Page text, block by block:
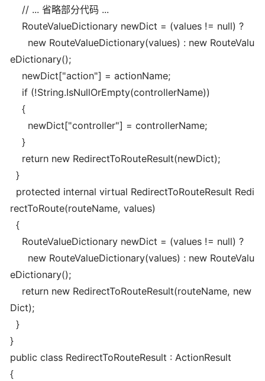
// ... 省略部分代码 ...
RouteValueDictionary newDict = (values != null) ?
new RouteValueDictionary(values) : new RouteValu
eDictionary();
newDict["action"] = actionName;
if (!String.IsNullOrEmpty(controllerName))
{
newDict["controller"] = controllerName;
}
return new RedirectToRouteResult(newDict);
}
protected internal virtual RedirectToRouteResult Redi
rectToRoute(routeName, values)
{
RouteValueDictionary newDict = (values != null) ?
new RouteValueDictionary(values) : new RouteValu
eDictionary();
return new RedirectToRouteResult(routeName, new
Dict);
}
}
public class RedirectToRouteResult : ActionResult
{